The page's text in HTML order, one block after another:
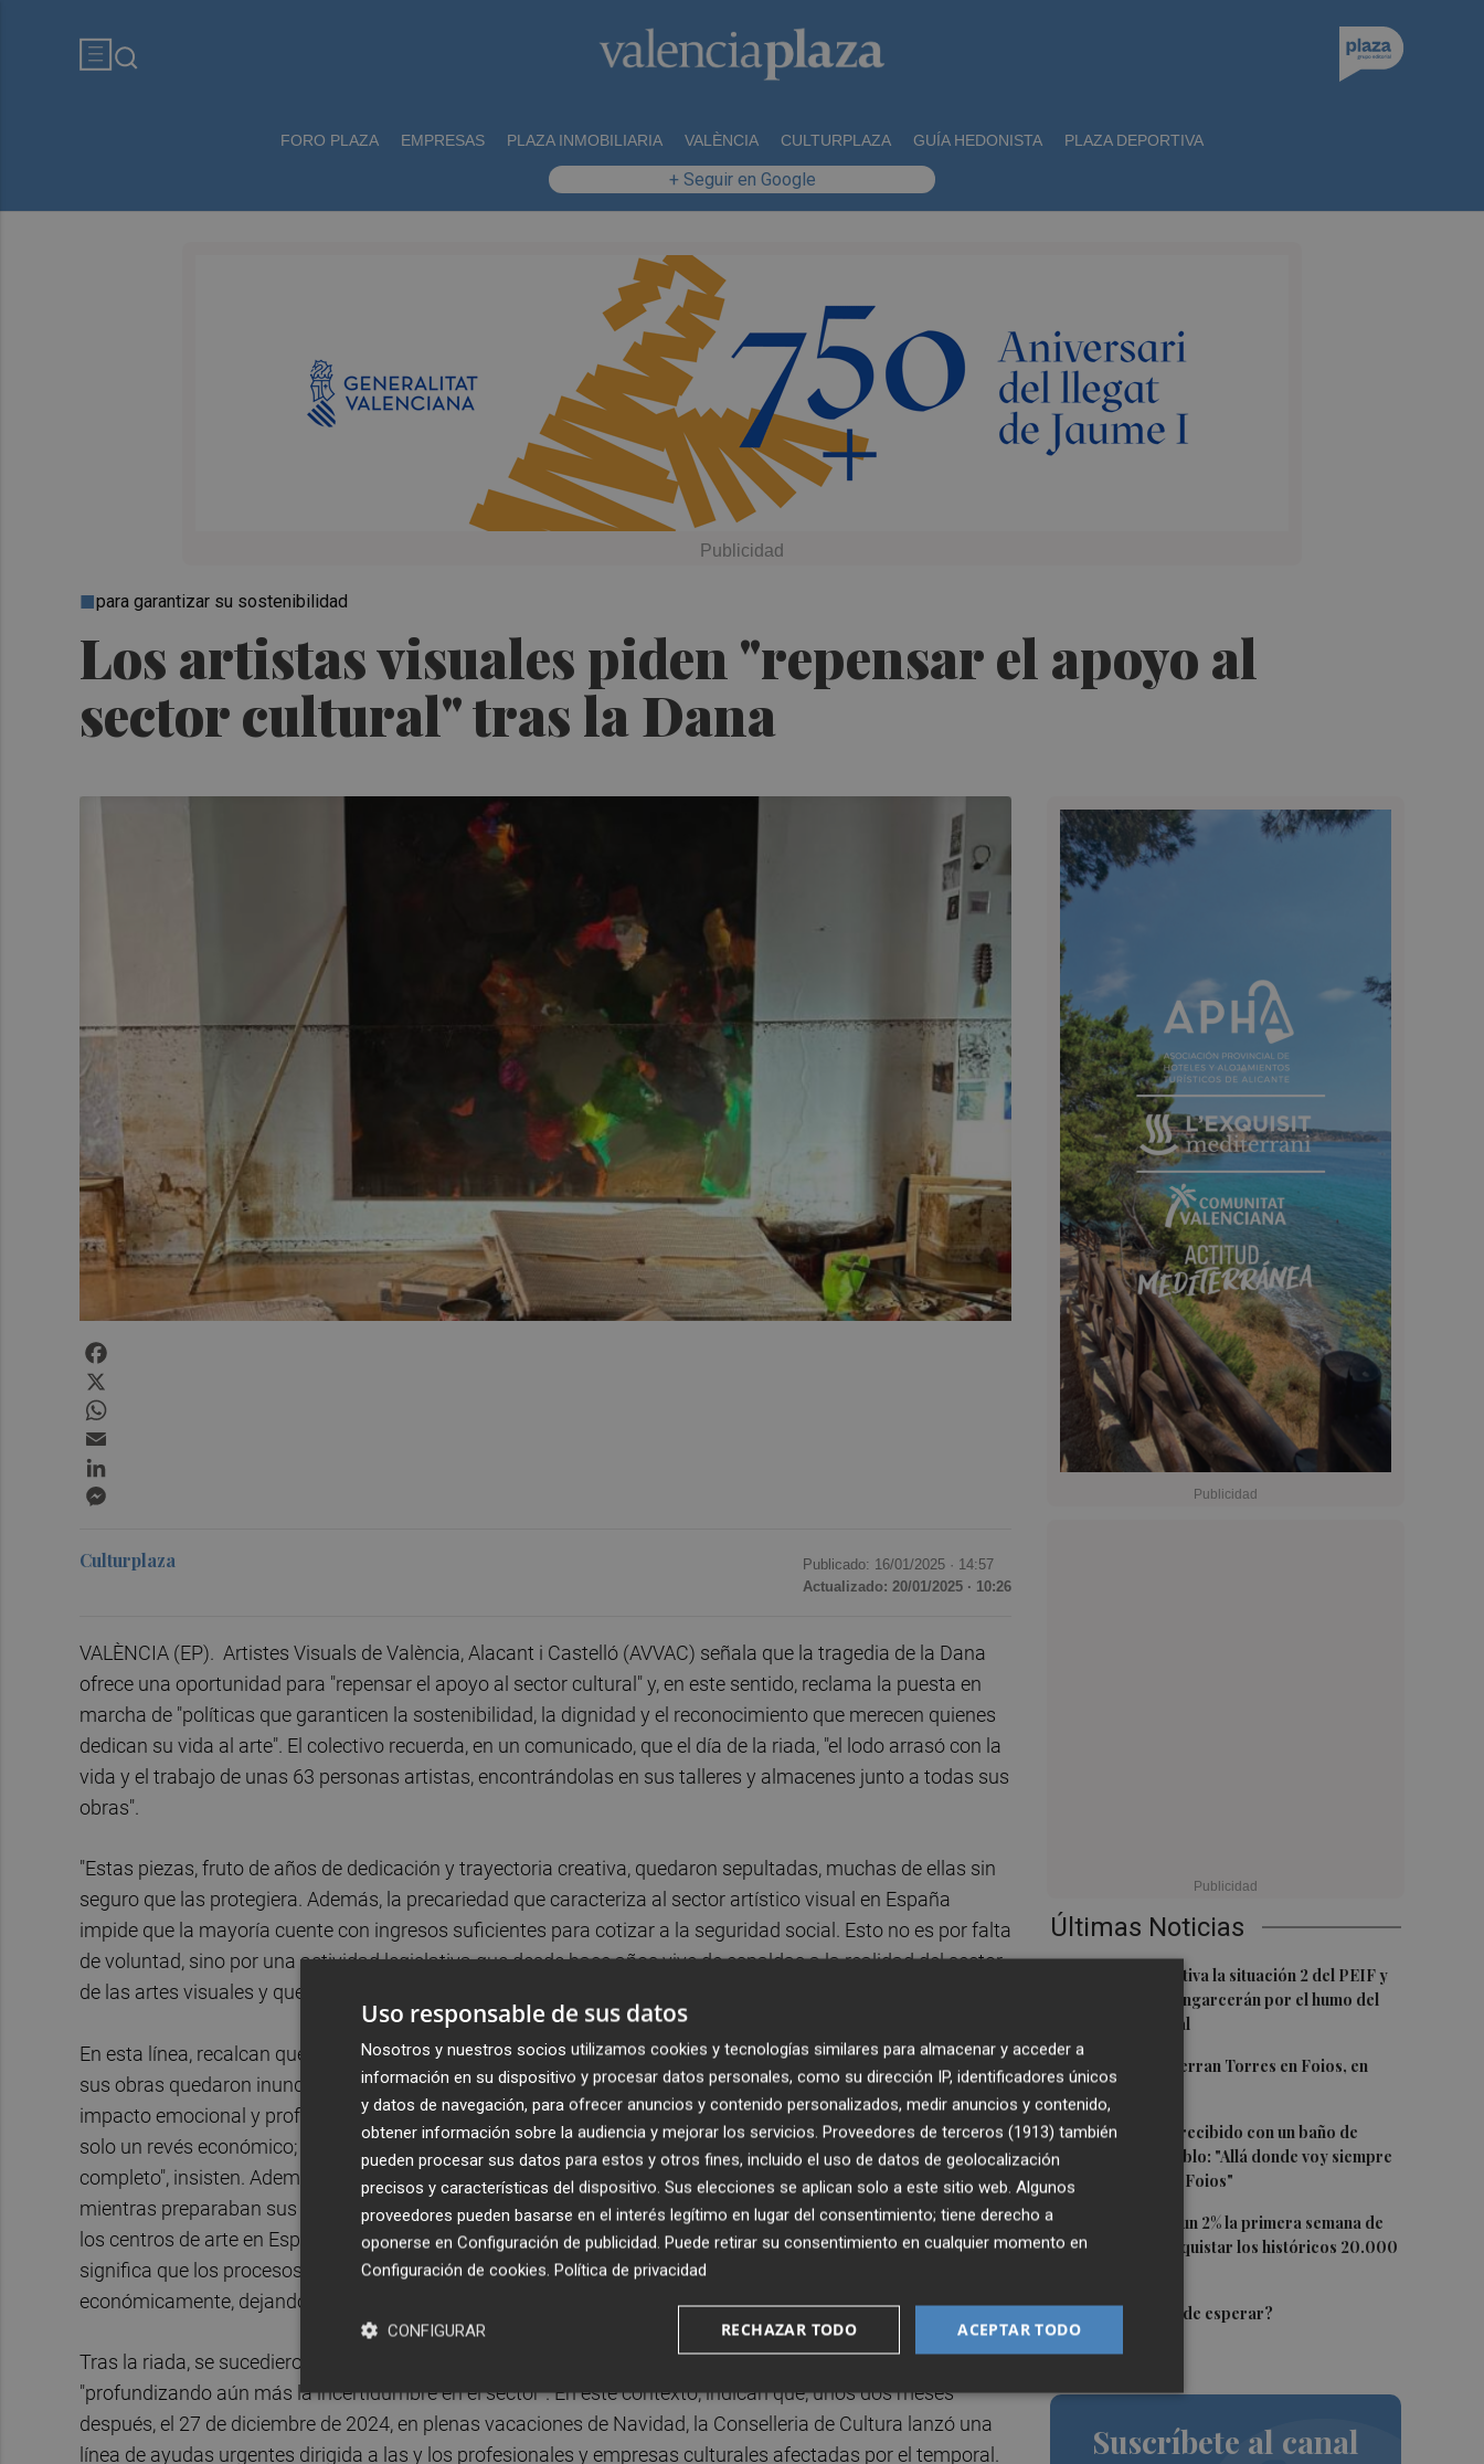
FORO PLAZA EMPRESAS PLAZA INMOBILIARIA VALÈNCIA CULTURPLAZA GUÍA HEDONISTA PLAZA DEPORTIVA
+ Seguir en Google
Los artistas visuales piden "repensar el apoyo al
sector cultural" tras la Dana
para garantizar su sostenibilidad
Últimas Noticias
Emergencias activa la situación 2 del PEIF y
confina Sierra Engarcerán por el humo del
incendio forestal
2 El homenaje a Ferran Torres en Foios, en
imágenes
3Ferran Torres, recibido con un baño de
masas en su pueblo: "Allá donde voy siempre
digo que soy de Foios"
4
El Ibex 35 sube un 2% la primera semana de
agosto tras conquistar los históricos 20.000
5¿El Pacífico puede esperar?
Suscríbete al canal
Culturplaza Publicado: 16/01/2025 · 14:57
Actualizado: 20/01/2025 · 10:26
VALÈNCIA (EP). Artistes Visuals de València, Alacant i Castelló (AVVAC) señala que la tragedia de la Dana
ofrece una oportunidad para "repensar el apoyo al sector cultural" y, en este sentido, reclama la puesta en
marcha de "políticas que garanticen la sostenibilidad, la dignidad y el reconocimiento que merecen quienes
dedican su vida al arte". El colectivo recuerda, en un comunicado, que el día de la riada, "el lodo arrasó con la
vida y el trabajo de unas 63 personas artistas, encontrándolas en sus talleres y almacenes junto a todas sus
obras".
"Estas piezas, fruto de años de dedicación y trayectoria creativa, quedaron sepultadas, muchas de ellas sin
seguro que las protegiera. Además, la precariedad que caracteriza al sector artístico visual en España
impide que la mayoría cuente con ingresos suficientes para cotizar a la seguridad social. Esto no es por falta
de voluntad, sino por una actividad legislativa que desde hace años vive de espaldas a la realidad del sector
de las artes visuales y que ni siquiera el actual Estatuto del Artista ha conseguido mejorar", exponen.
En esta línea, recalcan que las pérdidas "fueron totales: talleres, herramientas de trabajo y la mayor parte de
sus obras quedaron inundadas o destruidas". "Incluso hoy, algunas siguen enterradas bajo el barro. El
impacto emocional y profesional es incalculable. Para estas personas, perder sus materiales y obras no es
solo un revés económico; es perder la capacidad de seguir creando, dejando sus vidas paralizadas por
completo", insisten. Además, señalan que la Dana sorprendió a las y los artistas de la Comunitat Valenciana
mientras preparaban sus exposiciones, con proyectos enviados y en desarrollo. En muchos casos, apuntan,
los centros de arte en España no formalizan contratos hasta que las obras están listas para exponer. Esto
significa que los procesos de investigación, creación y producción de las obras "no están cubiertos
económicamente, dejando los honorarios de las y los artistas en una situación de precariedad extrema".
Tras la riada, se sucedieron cancelaciones y reprogramaciones de eventos en toda la Comunitat Valenciana,
"profundizando aún más la incertidumbre en el sector". En este contexto, indican que, unos dos meses
después, el 27 de diciembre de 2024, en plenas vacaciones de Navidad, la Conselleria de Cultura lanzó una
línea de ayudas urgentes dirigida a las y los profesionales y empresas culturales afectadas por el temporal.
Uso responsable de sus datos
Nosotros y nuestros socios utilizamos cookies y tecnologías similares para almacenar y acceder a
información en su dispositivo y procesar datos personales, como su dirección IP, identificadores únicos
y datos de navegación, para ofrecer anuncios y contenido personalizados, medir anuncios y contenido,
obtener información sobre la audiencia y mejorar los servicios. Proveedores de terceros (1913) también
pueden procesar sus datos para estos y otros fines, incluido el uso de datos de geolocalización
precisos y características del dispositivo. Sus elecciones se aplican solo a este sitio web. Algunos
proveedores pueden basarse en el interés legítimo en lugar del consentimiento; tiene derecho a
oponerse en Configuración de publicidad. Puede retirar su consentimiento en cualquier momento en
Configuración de cookies. Política de privacidad
ACEPTAR TODO
RECHAZAR TODO
CONFIGURAR